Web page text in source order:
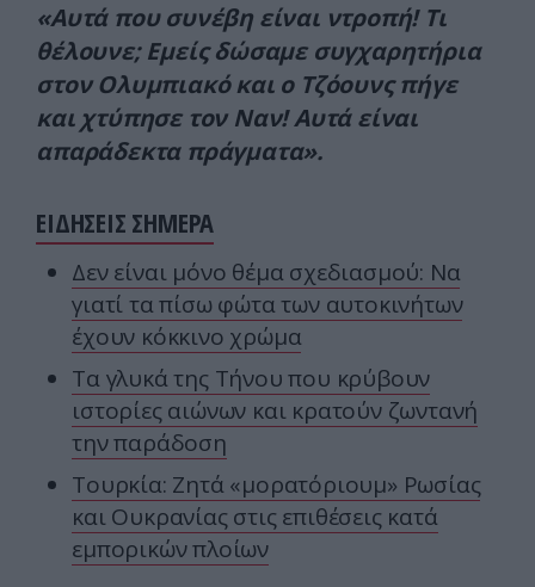
«Αυτά που συνέβη είναι ντροπή! Τι
θέλουνε; Εμείς δώσαμε συγχαρητήρια
στον Ολυμπιακό και ο Τζόουνς πήγε
και χτύπησε τον Ναν! Αυτά είναι
απαράδεκτα πράγματα».
ΕΙΔΗΣΕΙΣ ΣΗΜΕΡΑ
Δεν είναι μόνο θέμα σχεδιασμού: Να
γιατί τα πίσω φώτα των αυτοκινήτων
έχουν κόκκινο χρώμα
Τα γλυκά της Τήνου που κρύβουν
ιστορίες αιώνων και κρατούν ζωντανή
την παράδοση
Τουρκία: Ζητά «μορατόριουμ» Ρωσίας
και Ουκρανίας στις επιθέσεις κατά
εμπορικών πλοίων